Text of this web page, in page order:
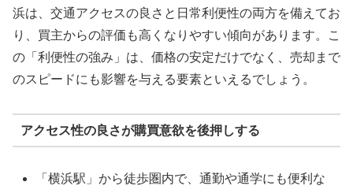
浜は、交通アクセスの良さと日常利便性の両方を備えてお
り、買主からの評価も高くなりやすい傾向があります。こ
の「利便性の強み」は、価格の安定だけでなく、売却まで
のスピードにも影響を与える要素といえるでしょう。
アクセス性の良さが購買意欲を後押しする
「横浜駅」から徒歩圏内で、通勤や通学にも便利な